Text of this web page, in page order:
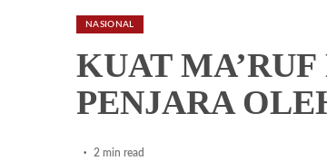
NASIONAL
KUAT
PENJARA
2 min read